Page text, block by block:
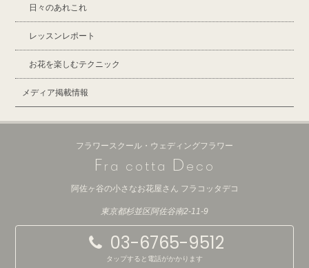
日々のあれこれ
レッスンレポート
お花を楽しむテクニック
メディア掲載情報
フラワースクール・ウェディングフラワー
Fra cotta D eco
阿佐ヶ谷の小さなお花屋さん フラコッタデコ
東京都杉並区阿佐谷南2-11-9
03-6765-9512
タップすると電話がかかります